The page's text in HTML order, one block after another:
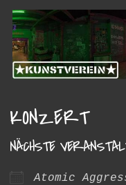
Zur
Hauptnavigation
springen
Zum
Inhalt
springen
Kunstverein
Hintere
Cramergasse
KONZERT
NÄCHSTE
Atomic